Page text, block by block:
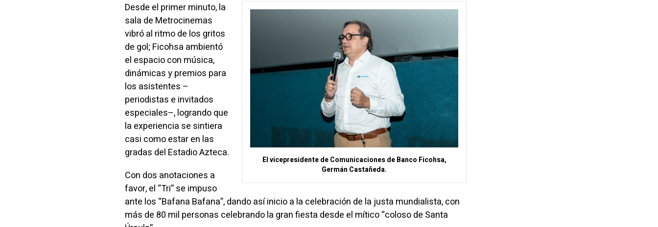
El vicepresidente de Comunicaciones de Banco Ficohsa,
Germán Castañeda.
Desde el primer minuto, la
sala de Metrocinemas
vibró al ritmo de los gritos
de gol; Ficohsa ambientó
el espacio con música,
dinámicas y premios para
los asistentes –
periodistas e invitados
especiales–, logrando que
la experiencia se sintiera
casi como estar en las
gradas del Estadio Azteca.
Con dos anotaciones a
favor, el “Tri” se impuso
ante los “Bafana Bafana”, dando así inicio a la celebración de la justa mundialista, con
más de 80 mil personas celebrando la gran fiesta desde el mítico “coloso de Santa